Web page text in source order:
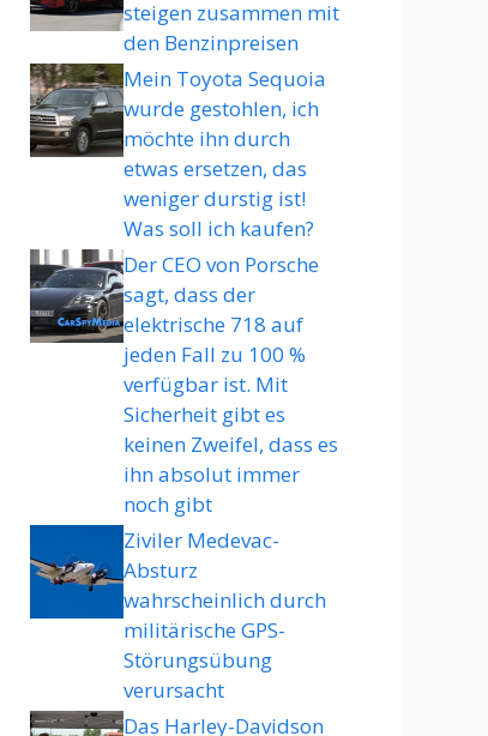
steigen zusammen mit
den Benzinpreisen
Mein Toyota Sequoia
wurde gestohlen, ich
möchte ihn durch
etwas ersetzen, das
weniger durstig ist!
Was soll ich kaufen?
Der CEO von Porsche
sagt, dass der
elektrische 718 auf
jeden Fall zu 100 %
verfügbar ist. Mit
Sicherheit gibt es
keinen Zweifel, dass es
ihn absolut immer
noch gibt
Ziviler Medevac-
Absturz
wahrscheinlich durch
militärische GPS-
Störungsübung
verursacht
Das Harley-Davidson